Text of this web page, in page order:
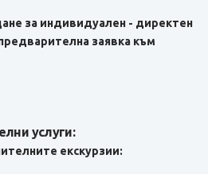
за индивидуален - директен
заявка към
услуги:
екскурзии: